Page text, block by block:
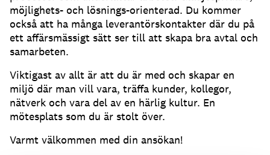
möjlighets- och lösnings-orienterad. Du kommer
också att ha många leverantörskontakter där du på
ett affärsmässigt sätt ser till att skapa bra avtal och
samarbeten.
Viktigast av allt är att du är med och skapar en
miljö där man vill vara, träffa kunder, kollegor,
nätverk och vara del av en härlig kultur. En
mötesplats som du är stolt över.
Varmt välkommen med din ansökan!